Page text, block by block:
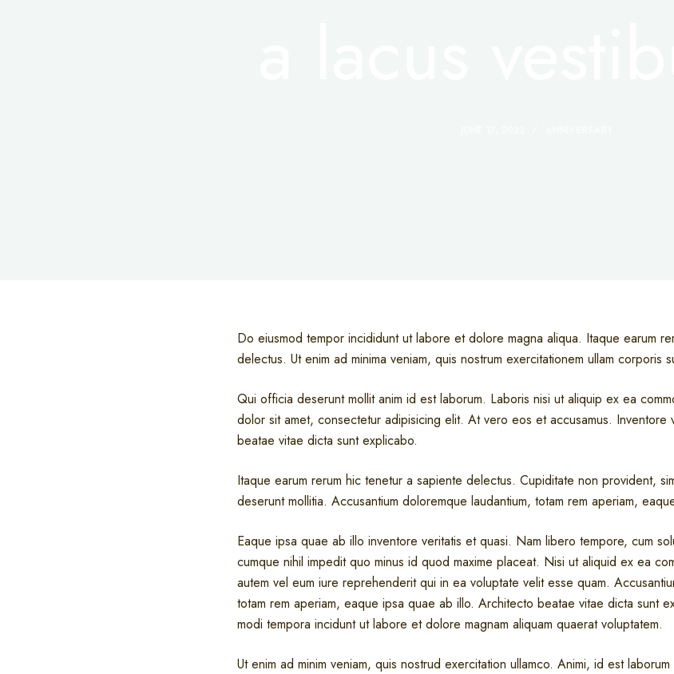
Do eiusmod tempor incididunt ut labore et dolore magna aliqua. Itaque earum
delectus. Ut enim ad minima veniam, quis nostrum exercitationem ullam corporis
Qui officia deserunt mollit anim id est laborum. Laboris nisi ut aliquip ex ea
dolor sit amet, consectetur adipisicing elit. At vero eos et accusamus. Inventore
beatae vitae dicta sunt explicabo.
Itaque earum rerum hic tenetur a sapiente delectus. Cupiditate non provident,
deserunt mollitia. Accusantium doloremque laudantium, totam rem aperiam,
Eaque ipsa quae ab illo inventore veritatis et quasi. Nam libero tempore, cum
cumque nihil impedit quo minus id quod maxime placeat. Nisi ut aliquid ex ea
autem vel eum iure reprehenderit qui in ea voluptate velit esse quam.
totam rem aperiam, eaque ipsa quae ab illo. Architecto beatae vitae dicta sunt
modi tempora incidunt ut labore et dolore magnam aliquam quaerat voluptatem.
Ut enim ad minim veniam, quis nostrud exercitation ullamco. Animi, id est